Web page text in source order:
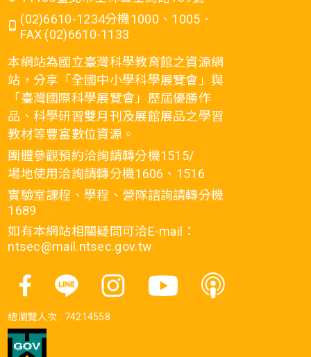
(02)6610-1234分機1000、1005．
FAX (02)6610-1133
本網站為國立臺灣科學教育館之資源網
站，分享「全國中小學科學展覽會」與
「臺灣國際科學展覽會」歷屆優勝作
品、科學研習雙月刊及展館展品之學習
教材等豐富數位資源。
團體參觀預約洽詢請轉分機1515/
場地使用洽詢請轉分機1606、1516
實驗室課程、學程、營隊諮詢請轉分機
1689
如有本網站相關疑問可洽E-mail：
ntsec@mail.ntsec.gov.tw
總瀏覽人次 : 74214558